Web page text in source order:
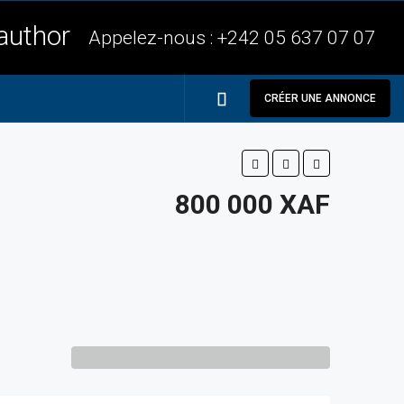
Appelez-nous : +242 05 637 07 07
CRÉER UNE ANNONCE
800 000 XAF